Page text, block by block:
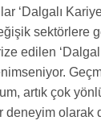
‘Dalgalı
sektörlere
edilen
artık çok
deneyim olarak